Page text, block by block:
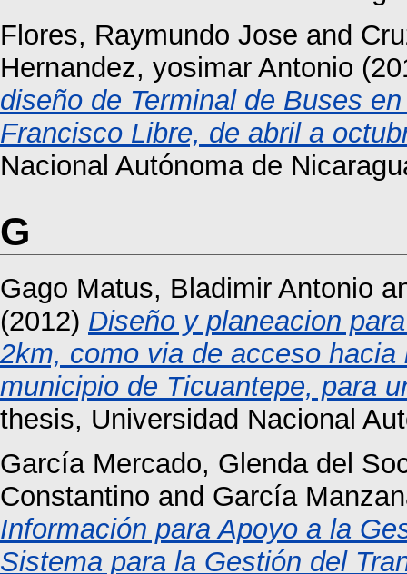
Flores, Raymundo Jose and
Hernandez, yosimar Antonio
diseño de Terminal de Buses
Francisco Libre, de abril a
Nacional Autónoma de
G
Gago Matus, Bladimir Antonio
(2012) Diseño y planeacion
2km, como via de acceso
municipio de Ticuantepe, para
thesis, Universidad Nacional
García Mercado, Glenda del
Constantino and García
Información para Apoyo a la
Sistema para la Gestión del